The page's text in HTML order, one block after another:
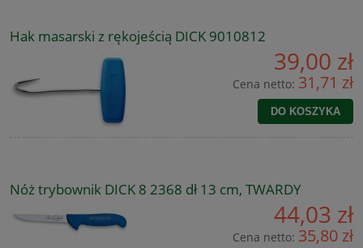
Hak masarski z rękojeścią DICK 9010812
39,00 zł
Cena netto: 31,71 zł
DO KOSZYKA
Nóż trybownik DICK 8 2368 dł 13 cm, TWARDY
44,03 zł
Cena netto: 35,80 zł